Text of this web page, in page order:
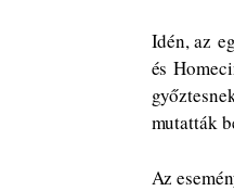
Idén, az
és
mutatták
Az